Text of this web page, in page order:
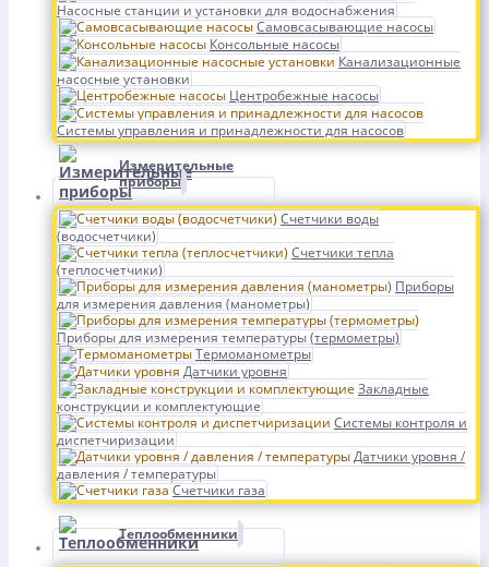
Насосные станции и установки для водоснабжения
Самовсасывающие насосы
Консольные насосы
Канализационные
насосные установки
Центробежные насосы
Системы управления и принадлежности для насосов
Измерительные
приборы
Счетчики воды
(водосчетчики)
Счетчики тепла
(теплосчетчики)
Приборы
для измерения давления (манометры)
Приборы для измерения температуры (термометры)
Термоманометры
Датчики уровня
Закладные
конструкции и комплектующие
Системы контроля и
диспетчиризации
Датчики уровня /
давления / температуры
Счетчики газа
Теплообменники